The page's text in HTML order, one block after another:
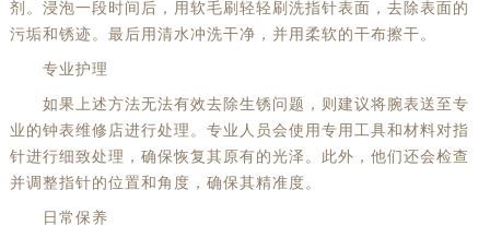
剂。浸泡一段时间后，用软毛刷轻轻刷洗指针表面，去除表面的
污垢和锈迹。最后用清水冲洗干净，并用柔软的干布擦干。
专业护理
如果上述方法无法有效去除生锈问题，则建议将腕表送至专
业的钟表维修店进行处理。专业人员会使用专用工具和材料对指
针进行细致处理，确保恢复其原有的光泽。此外，他们还会检查
并调整指针的位置和角度，确保其精准度。
日常保养